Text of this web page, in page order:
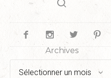
Archives
Archives